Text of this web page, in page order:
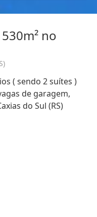
no
( sendo 2 suítes )
de garagem,
do Sul (RS)